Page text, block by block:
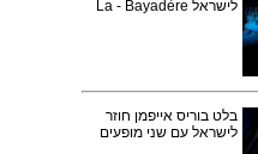
לישראל La - Bayadère
בלט בוריס אייפמן חוזר
לישראל עם שני מופעים